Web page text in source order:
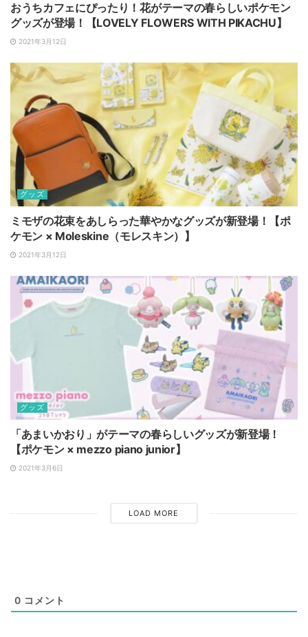
おうちカフェにぴったり！花がテーマの春らしいポケモン
グッズが登場！【LOVELY FLOWERS WITH PIKACHU】
2021年3月12日
グッズ
ミモザの花束をあしらった華やかなグッズが新登場！【ポ
ケモン × Moleskine（モレスキン）】
2021年3月12日
グッズ
「あまいかおり」がテーマの春らしいグッズが新登場！
【ポケモン × mezzo piano junior】
2021年3月6日
LOAD MORE
0 コメント